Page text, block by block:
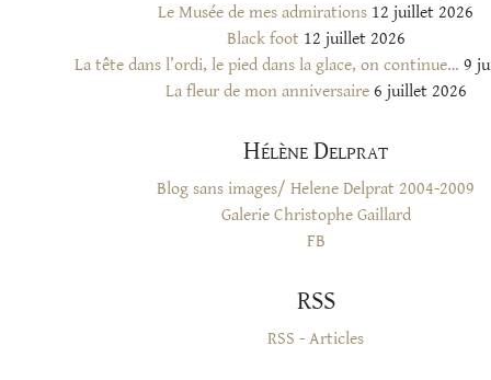
Le Musée de mes admirations 12 juillet 2026
Black foot 12 juillet 2026
La tête dans l’ordi, le pied dans la glace, on continue… 9
La fleur de mon anniversaire 6 juillet 2026
Hélène Delprat
Blog sans images/ Helene Delprat 2004-2009
Galerie Christophe Gaillard
FB
RSS
RSS - Articles